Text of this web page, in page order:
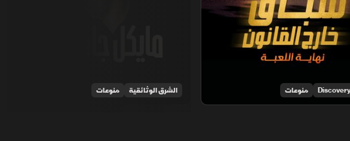
منوعات الشرق الوثائقية منوعات